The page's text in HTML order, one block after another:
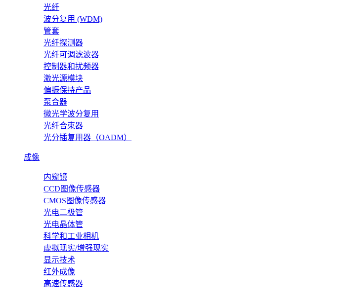
光纤
波分复用 (WDM)
管套
光纤探测器
光纤可调滤波器
控制器和扰频器
激光源模块
偏振保持产品
泵合器
微光学波分复用
光纤合束器
光分插复用器（OADM）
成像
内窥镜
CCD图像传感器
CMOS图像传感器
光电二极管
光电晶体管
科学和工业相机
虚拟现实/增强现实
显示技术
红外成像
高速传感器